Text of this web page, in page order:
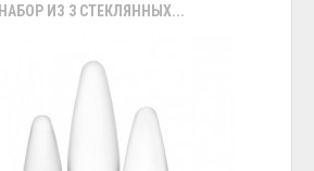
НАБОР ИЗ 3 СТЕКЛЯННЫХ...